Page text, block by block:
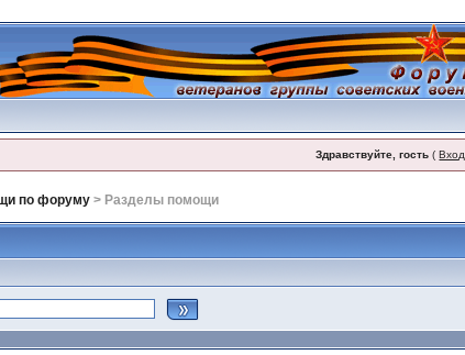
Здравствуйте, гость (Вход
по форуму > Разделы помощи